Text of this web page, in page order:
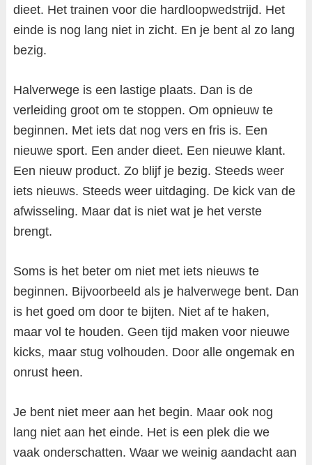
dieet. Het trainen voor die hardloopwedstrijd. Het
einde is nog lang niet in zicht. En je bent al zo lang
bezig.
Halverwege is een lastige plaats. Dan is de
verleiding groot om te stoppen. Om opnieuw te
beginnen. Met iets dat nog vers en fris is. Een
nieuwe sport. Een ander dieet. Een nieuwe klant.
Een nieuw product. Zo blijf je bezig. Steeds weer
iets nieuws. Steeds weer uitdaging. De kick van de
afwisseling. Maar dat is niet wat je het verste
brengt.
Soms is het beter om niet met iets nieuws te
beginnen. Bijvoorbeeld als je halverwege bent. Dan
is het goed om door te bijten. Niet af te haken,
maar vol te houden. Geen tijd maken voor nieuwe
kicks, maar stug volhouden. Door alle ongemak en
onrust heen.
Je bent niet meer aan het begin. Maar ook nog
lang niet aan het einde. Het is een plek die we
vaak onderschatten. Waar we weinig aandacht aan